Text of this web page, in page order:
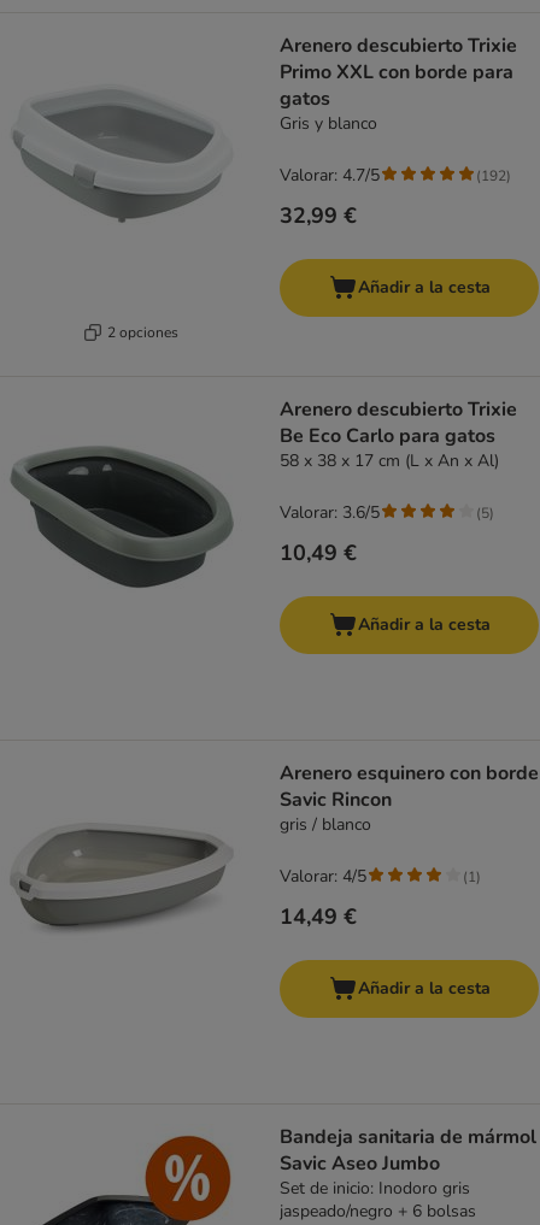
2 opciones
Arenero descubierto Trixie
Primo XXL con borde para
gatos
Gris y blanco
32,99 €
Valorar: 4.7/5 (192)
Añadir a la cesta
Arenero descubierto Trixie
Be Eco Carlo para gatos
58 x 38 x 17 cm (L x An x Al)
10,49 €
Valorar: 3.6/5 (5)
Añadir a la cesta
Arenero esquinero con borde
Savic Rincon
gris / blanco
14,49 €
Valorar: 4/5 (1)
Añadir a la cesta
Bandeja sanitaria de mármol
Savic Aseo Jumbo
Set de inicio: Inodoro gris
jaspeado/negro + 6 bolsas